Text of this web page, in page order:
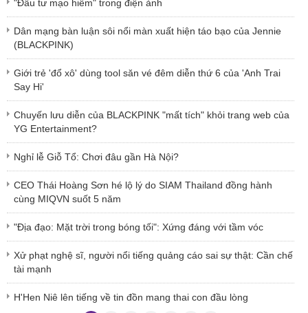
"Đầu tư mạo hiểm" trong điện ảnh
Dân mạng bàn luận sôi nổi màn xuất hiện táo bạo của Jennie
(BLACKPINK)
Giới trẻ 'đổ xô' dùng tool săn vé đêm diễn thứ 6 của 'Anh Trai
Say Hi'
Chuyến lưu diễn của BLACKPINK "mất tích" khỏi trang web của
YG Entertainment?
Nghỉ lễ Giỗ Tổ: Chơi đâu gần Hà Nội?
CEO Thái Hoàng Sơn hé lộ lý do SIAM Thailand đồng hành
cùng MIQVN suốt 5 năm
"Địa đạo: Mặt trời trong bóng tối": Xứng đáng với tầm vóc
Xử phạt nghệ sĩ, người nổi tiếng quảng cáo sai sự thật: Cần chế
tài mạnh
H'Hen Niê lên tiếng về tin đồn mang thai con đầu lòng